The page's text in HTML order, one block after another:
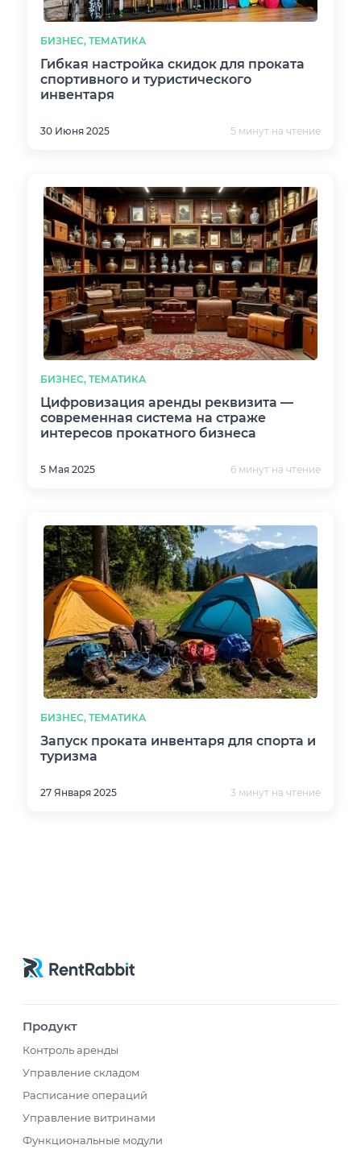
БИЗНЕС, ТЕМАТИКА
Гибкая настройка скидок для проката
спортивного и туристического
инвентаря
30 Июня 2025 5 минут на чтение
БИЗНЕС, ТЕМАТИКА
Цифровизация аренды реквизита —
современная система на страже
интересов прокатного бизнеса
5 Мая 2025 6 минут на чтение
БИЗНЕС, ТЕМАТИКА
Запуск проката инвентаря для спорта и
туризма
27 Января 2025 3 минут на чтение
Продукт
Контроль аренды
Управление складом
Расписание операций
Управление витринами
Функциональные модули